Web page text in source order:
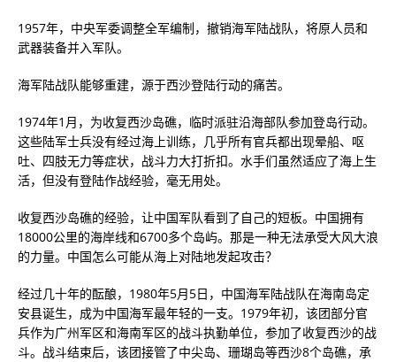
1957年，中央军委调整全军编制，撤销海军陆战队，将原人员和
武器装备并入军队。
海军陆战队能够重建，源于西沙登陆行动的痛苦。
1974年1月，为收复西沙岛礁，临时派驻沿海部队参加登岛行动。
这些陆军士兵没有经过海上训练，几乎所有官兵都出现晕船、呕
吐、四肢无力等症状，战斗力大打折扣。水手们虽然适应了海上生
活，但没有登陆作战经验，毫无用处。
收复西沙岛礁的经验，让中国军队看到了自己的短板。中国拥有
18000公里的海岸线和6700多个岛屿。那是一种无法承受大风大浪
的力量。中国怎么可能从海上对陆地发起攻击？
经过几十年的酝酿，1980年5月5日，中国海军陆战队在海南岛定
安县诞生，成为中国海军最年轻的一支。1979年初，该团部分官
兵作为广州军区和海南军区的战斗执勤单位，参加了收复西沙的战
斗。战斗结束后，该团接管了中尖岛、珊瑚岛等西沙8个岛礁，承